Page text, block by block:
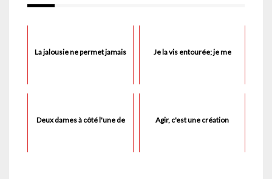
La jalousie ne permet jamais Je la vis entourée; je me
Deux dames à côté l'une de Agir, c'est une création